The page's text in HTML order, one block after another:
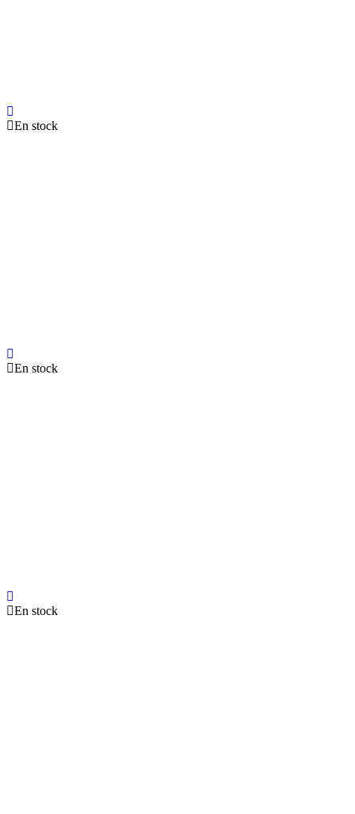
En stock
En stock
En stock